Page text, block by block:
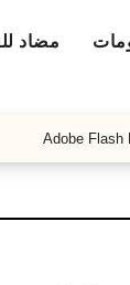
مضاد